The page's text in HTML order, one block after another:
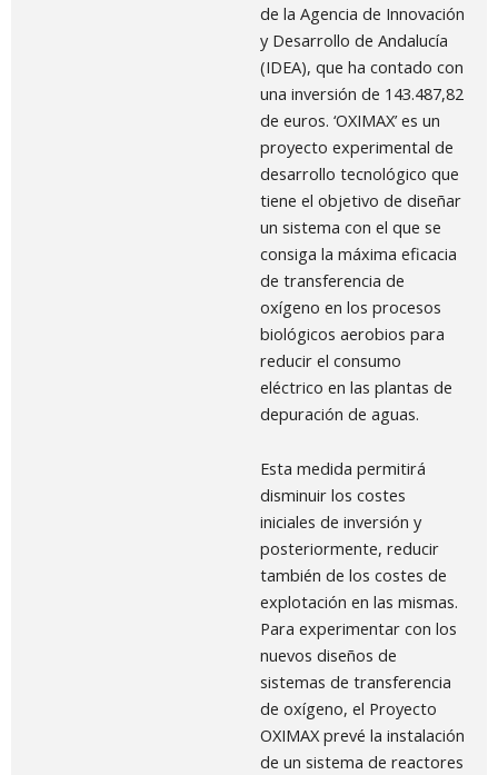
de la Agencia de Innovación
y Desarrollo de Andalucía
(IDEA), que ha contado con
una inversión de 143.487,82
de euros. ‘OXIMAX’ es un
proyecto experimental de
desarrollo tecnológico que
tiene el objetivo de diseñar
un sistema con el que se
consiga la máxima eficacia
de transferencia de
oxígeno en los procesos
biológicos aerobios para
reducir el consumo
eléctrico en las plantas de
depuración de aguas.
Esta medida permitirá
disminuir los costes
iniciales de inversión y
posteriormente, reducir
también de los costes de
explotación en las mismas.
Para experimentar con los
nuevos diseños de
sistemas de transferencia
de oxígeno, el Proyecto
OXIMAX prevé la instalación
de un sistema de reactores